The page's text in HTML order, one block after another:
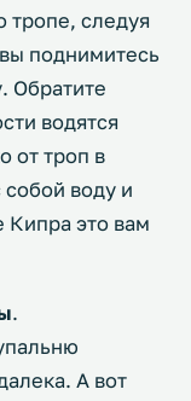
тропе, следуя
поднимитесь
Обратите
водятся
от троп в
воду и
Кипра это вам
.
А вот